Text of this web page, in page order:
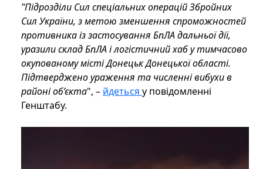
"Підрозділи Сил спеціальних операцій Збройних
Сил України, з метою зменшення спроможностей
противника із застосування БпЛА дальньої дії,
уразили склад БпЛА і логістичний хаб у тимчасово
окупованому місті Донецьк Донецької області.
Підтверджено ураження та численні вибухи в
районі об’єкта", – йдеться у повідомленні
Генштабу.